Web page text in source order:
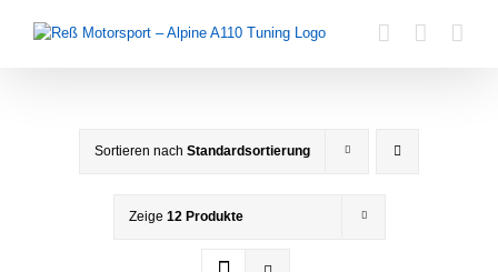
Sortieren nach Standardsortierung
Zeige 12 Produkte